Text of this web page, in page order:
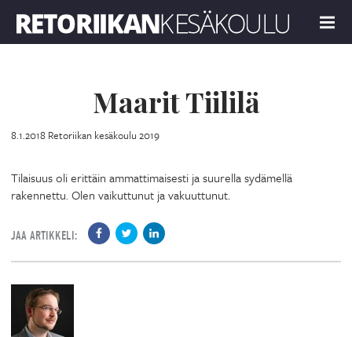
MENU
Maarit Tiililä
8.1.2018 Retoriikan kesäkoulu 2019
Tilaisuus oli erittäin ammattimaisesti ja suurella sydämellä
rakennettu. Olen vaikuttunut ja vakuuttunut.
JAA ARTIKKELI: